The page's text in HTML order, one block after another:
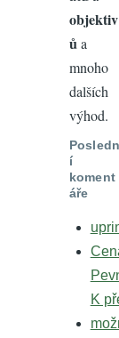
objektiv
ů a
mnoho
dalších
výhod.
Posledn
í
koment
áře
K